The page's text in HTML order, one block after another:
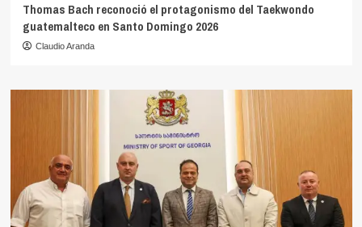
Thomas Bach reconoció el protagonismo del Taekwondo
guatemalteco en Santo Domingo 2026
Claudio Aranda